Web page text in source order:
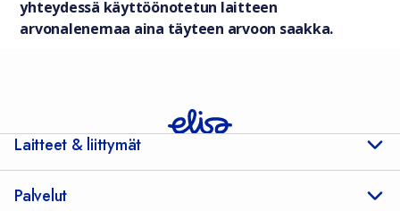
yhteydessä käyttöönotetun laitteen
arvonalenemaa aina täyteen arvoon saakka.
Laitteet & liittymät
Palvelut